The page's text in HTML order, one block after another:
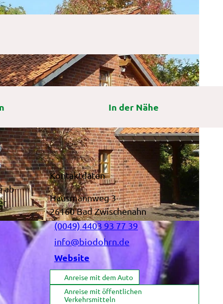
In der Nähe
ab
Kontaktdaten
Hausmannweg 3
26160Bad Zwischenahn
(0049) 4403 93 77 39
info@biodohrn.de
Website
Anreise mit dem Auto
Anreise mit öffentlichen
Verkehrsmitteln